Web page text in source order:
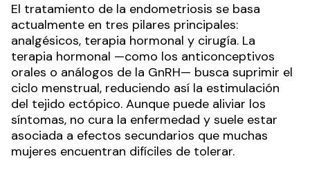
El tratamiento de la endometriosis se basa
actualmente en tres pilares principales:
analgésicos, terapia hormonal y cirugía. La
terapia hormonal —como los anticonceptivos
orales o análogos de la GnRH— busca suprimir el
ciclo menstrual, reduciendo así la estimulación
del tejido ectópico. Aunque puede aliviar los
síntomas, no cura la enfermedad y suele estar
asociada a efectos secundarios que muchas
mujeres encuentran difíciles de tolerar.